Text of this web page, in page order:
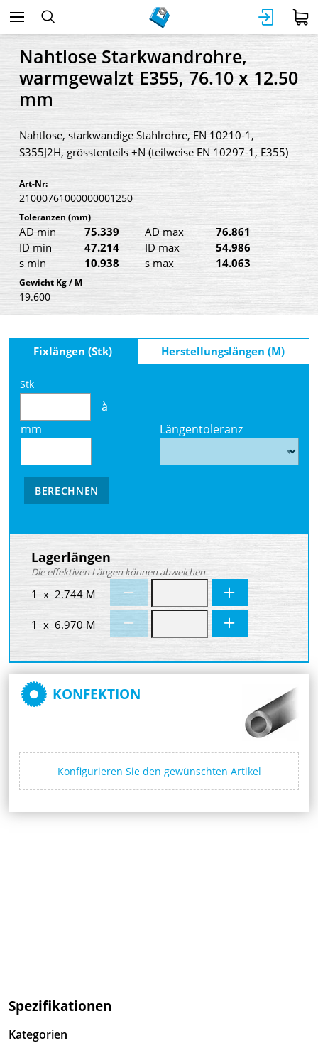
Nahtlose Starkwandrohre,
warmgewalzt E355, 76.10 x 12.50
mm
Nahtlose, starkwandige Stahlrohre, EN 10210-1,
S355J2H, grösstenteils +N (teilweise EN 10297-1, E355)
Art-Nr:
21000761000000001250
Toleranzen (mm)
AD min 75.339 AD max
76.861
ID min
47.214 ID max
54.986
s min
10.938 s max 14.063
Gewicht Kg / M
19.600
Fixlängen (Stk) Herstellungslängen (M)
Stk
à
mm
Längentoleranz
BERECHNEN
Lagerlängen
Die effektiven Längen können abweichen
1 x 2.744 M
1 x 6.970 M
KONFEKTION
Konfigurieren Sie den gewünschten Artikel
Spezifikationen
Kategorien